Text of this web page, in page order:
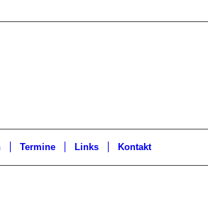
Termine Links Kontakt